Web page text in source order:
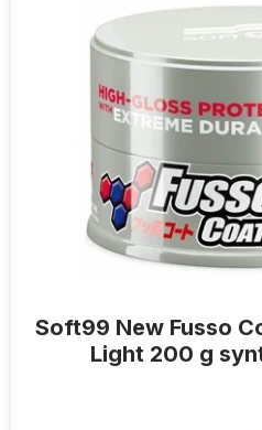
Soft99 New Fusso
Light 200 g